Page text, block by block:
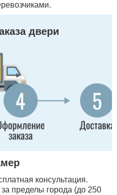
двери
консультация.
пределы города (до 250